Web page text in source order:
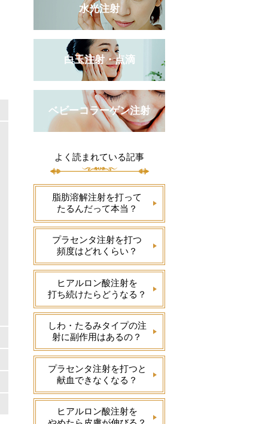
水光注射
白玉注射・点滴
ベビーコラーゲン注射
よく読まれている記事
脂肪溶解注射を打って
たるんだって本当？
プラセンタ注射を打つ
頻度はどれくらい？
ヒアルロン酸注射を
打ち続けたらどうなる？
しわ・たるみタイプの注
射に副作用はあるの？
プラセンタ注射を打つと
献血できなくなる？
ヒアルロン酸注射を